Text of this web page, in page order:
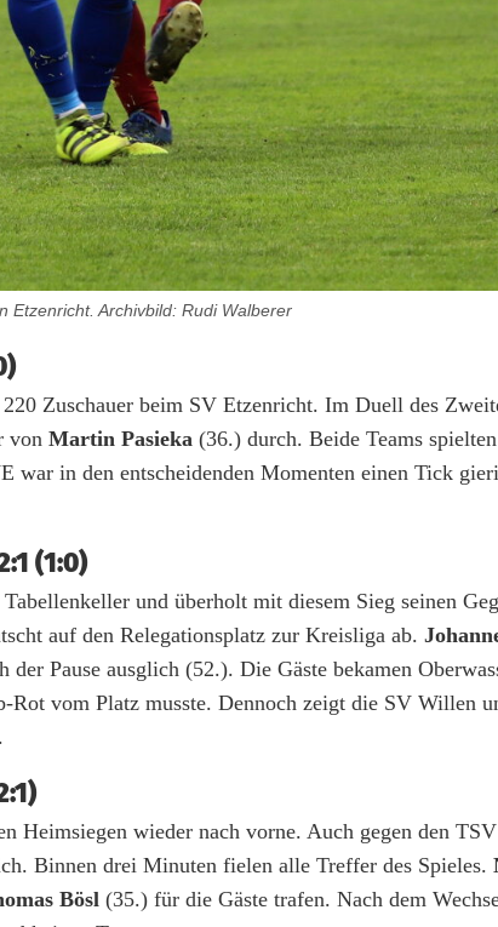
Etzenricht. Archivbild: Rudi Walberer
Zuschauer beim SV Etzenricht. Im Duell des
von Martin Pasieka (36.) durch. Beide Teams
war in den entscheidenden Momenten einen Tick
(1:0)
und überholt mit diesem Sieg seinen
auf den Relegationsplatz zur Kreisliga ab.
der Pause ausglich (52.). Die Gäste bekamen
vom Platz musste. Dennoch zeigt die SV Willen
Heimsiegen wieder nach vorne. Auch gegen den
Binnen drei Minuten fielen alle Treffer des Spieles.
Bösl (35.) für die Gäste trafen. Nach dem